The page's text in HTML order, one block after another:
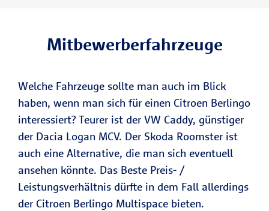
Mitbewerberfahrzeuge
Welche Fahrzeuge sollte man auch im Blick
haben, wenn man sich für einen Citroen Berlingo
interessiert? Teurer ist der VW Caddy, günstiger
der Dacia Logan MCV. Der Skoda Roomster ist
auch eine Alternative, die man sich eventuell
ansehen könnte. Das Beste Preis- /
Leistungsverhältnis dürfte in dem Fall allerdings
der Citroen Berlingo Multispace bieten.